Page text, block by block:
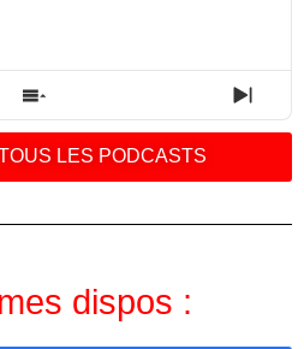
SHOW
EPISODES
LIST
NEXT
LES PODCASTS
dispos :